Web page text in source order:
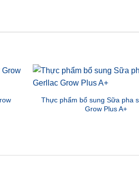
Thực phẩm bổ sung Sữa pha
Grow Plus A+